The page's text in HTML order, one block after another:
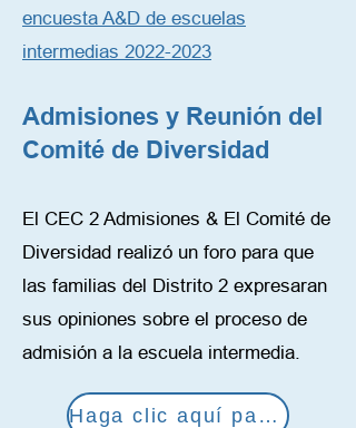
encuesta A&D de escuelas
intermedias 2022-2023
Admisiones y Reunión del
Comité de Diversidad
El CEC 2 Admisiones & El Comité de
Diversidad realizó un foro para que
las familias del Distrito 2 expresaran
sus opiniones sobre el proceso de
admisión a la escuela intermedia.
Haga clic aquí para ver